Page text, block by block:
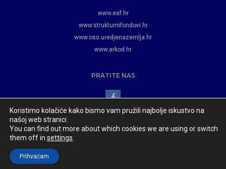
www.esf.hr
www.strukturnifondovi.hr
www.oss.uredjenazemlja.hr
www.arkod.hr
PRATITE NAS
© 2023 Razvoj i održavanje:
Koristimo kolačiće kako bismo vam pružili najbolje iskustvo na
našoj web stranici.
You can find out more about which cookies we are using or switch
them off in settings
Prihvaćam